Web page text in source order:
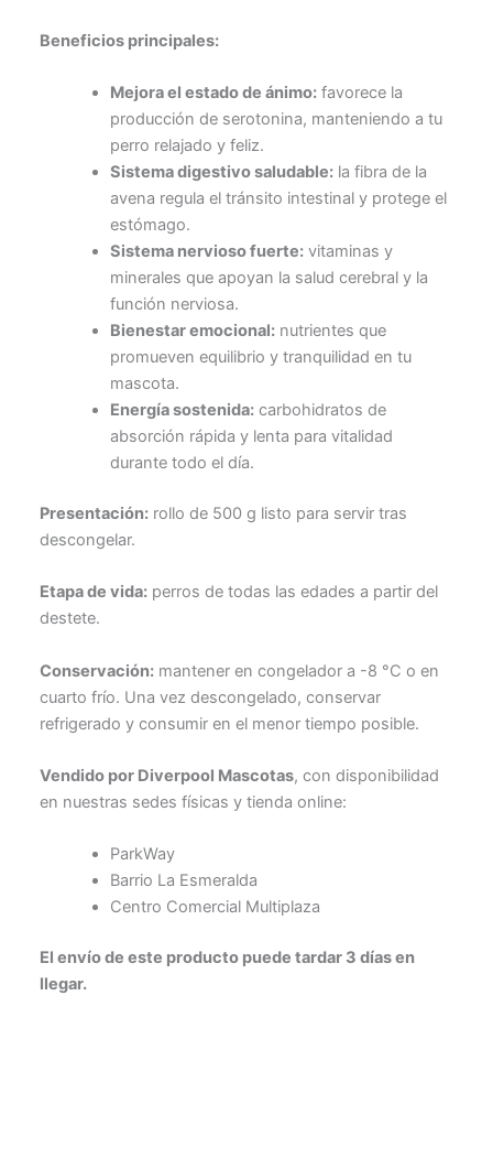
Beneficios principales:
Mejora el estado de ánimo:favorece la
producción de serotonina, manteniendo a tu
perro relajado y feliz.
Sistema digestivo saludable:la fibra de la
avena regula el tránsito intestinal y protege el
estómago.
Sistema nervioso fuerte:vitaminas y
minerales que apoyan la salud cerebral y la
función nerviosa.
Bienestar emocional:nutrientes que
promueven equilibrio y tranquilidad en tu
mascota.
Energía sostenida:carbohidratos de
absorción rápida y lenta para vitalidad
durante todo el día.
Presentación: rollo de 500 g listo para servir tras
descongelar.
Etapa de vida: perros de todas las edades a partir del
destete.
Conservación: mantener en congelador a -8 °C o en
cuarto frío. Una vez descongelado, conservar
refrigerado y consumir en el menor tiempo posible.
Vendido por Diverpool Mascotas, con disponibilidad
en nuestras sedes físicas y tienda online:
ParkWay
Barrio La Esmeralda
Centro Comercial Multiplaza
El envío de este producto puede tardar 3 días en
llegar.